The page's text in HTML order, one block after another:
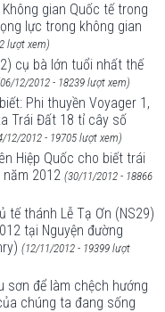
gian Quốc tế trong
lực trong không gian
lượt xem)
cụ bà lớn tuổi nhất thế
12/2012 - 18239 lượt xem)
Phi thuyền Voyager 1,
Trái Đất 18 tỉ cây số
12/2012 - 19705 lượt xem)
Hiệp Quốc cho biết trái
2012 (30/11/2012 - 18866
tế thánh Lễ Tạ Ơn (NS29)
tại Nguyện đường
(12/11/2012 - 19399 lượt
sơn để làm chệch hướng
chúng ta đang sống